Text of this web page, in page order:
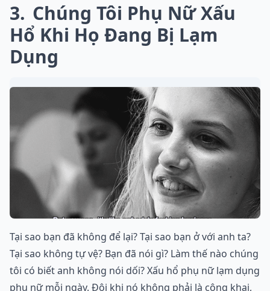
3 Chúng Tôi Phụ Nữ Xấu
Hổ Khi Họ Đang Bị Lạm
Dụng
Tại sao bạn đã không để lại? Tại sao bạn ở với anh ta?
Tại sao không tự vệ? Bạn đã nói gì? Làm thế nào chúng
tôi có biết anh không nói dối? Xấu hổ phụ nữ lạm dụng
phụ nữ mỗi ngày. Đôi khi nó không phải là công khai,